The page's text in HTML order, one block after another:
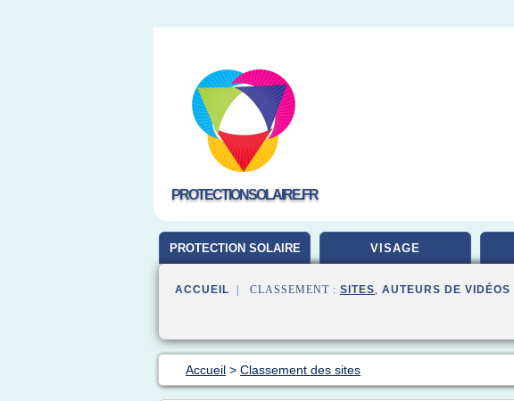
PROTECTIONSOLAIRE.FR
PROTECTION SOLAIRE VISAGE
ACCUEIL | CLASSEMENT : SITES, AUTEURS DE VIDÉOS
Accueil > Classement des sites